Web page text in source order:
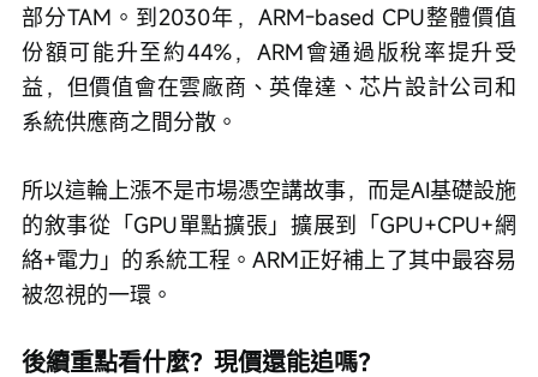
部分TAM。到2030年，ARM-based CPU整體價值
份額可能升至約44%，ARM會通過版稅率提升受
益，但價值會在雲廠商、英偉達、芯片設計公司和
系統供應商之間分散。
所以這輪上漲不是市場憑空講故事，而是AI基礎設施
的敘事從「GPU單點擴張」擴展到「GPU+CPU+網
絡+電力」的系統工程。ARM正好補上了其中最容易
被忽視的一環。
後續重點看什麼？現價還能追嗎？